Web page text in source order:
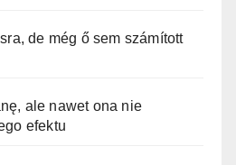
de még ő sem számított
ale nawet ona nie
efektu